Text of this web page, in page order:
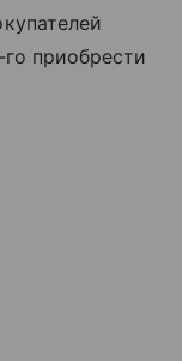
приобрести